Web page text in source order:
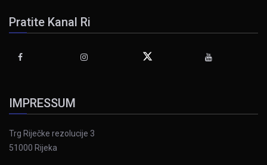
Pratite Kanal Ri
IMPRESSUM
Trg Riječke rezolucije 3
51000 Rijeka